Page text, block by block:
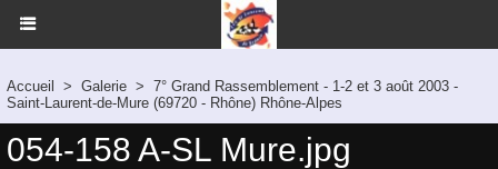
Accueil > Galerie > 7° Grand Rassemblement - 1-2 et 3 août 2003 -
Saint-Laurent-de-Mure (69720 - Rhône) Rhône-Alpes
054-158 A-SL Mure.jpg